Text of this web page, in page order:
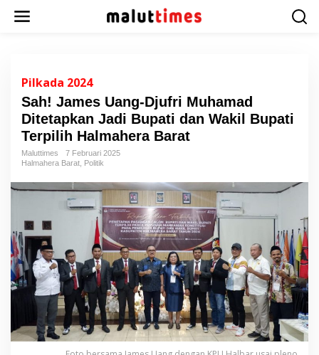
Pilkada 2024
Sah! James Uang-Djufri Muhamad
Ditetapkan Jadi Bupati dan Wakil Bupati
Terpilih Halmahera Barat
Maluttimes
7 Februari 2025
Halmahera Barat Politik